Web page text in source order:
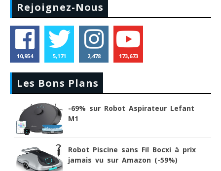
Rejoignez-Nous
10,954 5,171 2,478 173,673
Les Bons Plans
-69% sur Robot Aspirateur Lefant
M1
Robot Piscine sans Fil Bocxi à prix
jamais vu sur Amazon (-59%)